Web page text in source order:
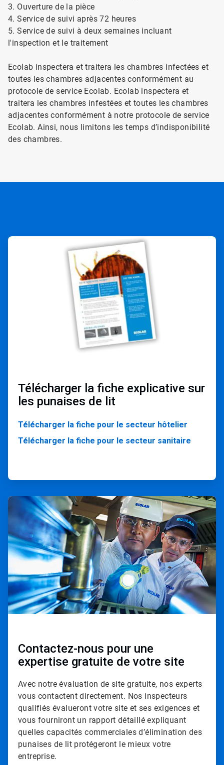
3. Ouverture de la pièce
4. Service de suivi après 72 heures
5. Service de suivi à deux semaines incluant
l'inspection et le traitement
Ecolab inspectera et traitera les chambres infectées et
toutes les chambres adjacentes conformément au
protocole de service Ecolab. Ecolab inspectera et
traitera les chambres infestées et toutes les chambres
adjacentes conformément à notre protocole de service
Ecolab. Ainsi, nous limitons les temps d’indisponibilité
des chambres.
ArticleTile
Télécharger la fiche explicative sur
les punaises de lit
Télécharger la fiche pour le secteur hôtelier
Télécharger la fiche pour le secteur sanitaire
ArticleTile
de
Contactez-nous pour une
expertise gratuite de votre site
Avec notre évaluation de site gratuite, nos experts
vous contactent directement. Nos inspecteurs
qualifiés évalueront votre site et ses exigences et
vous fourniront un rapport détaillé expliquant
quelles capacités commerciales d’élimination des
punaises de lit protégeront le mieux votre
entreprise.